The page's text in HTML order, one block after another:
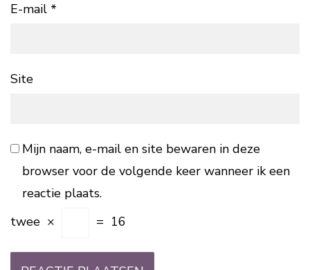
E-mail *
Site
Mijn naam, e-mail en site bewaren in deze
browser voor de volgende keer wanneer ik een
reactie plaats.
twee × = 16